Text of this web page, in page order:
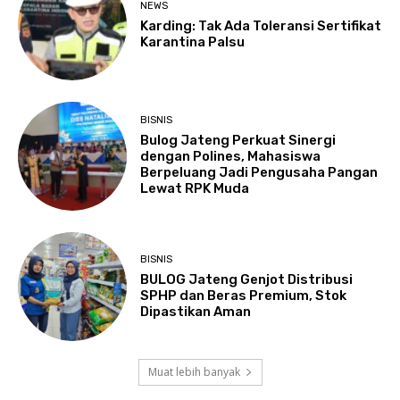
NEWS
Karding: Tak Ada Toleransi Sertifikat
Karantina Palsu
BISNIS
Bulog Jateng Perkuat Sinergi
dengan Polines, Mahasiswa
Berpeluang Jadi Pengusaha Pangan
Lewat RPK Muda
BISNIS
BULOG Jateng Genjot Distribusi
SPHP dan Beras Premium, Stok
Dipastikan Aman
Muat lebih banyak